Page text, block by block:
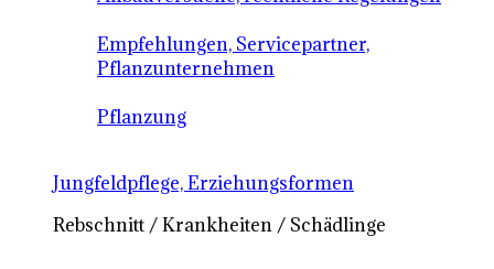
Empfehlungen, Servicepartner,
Pflanzunternehmen
Pflanzung
Jungfeldpflege, Erziehungsformen
Rebschnitt / Krankheiten / Schädlinge